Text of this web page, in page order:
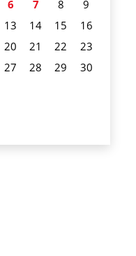
6 7 8
9
13 14 15
16
20 21 22
23
27 28 29
30